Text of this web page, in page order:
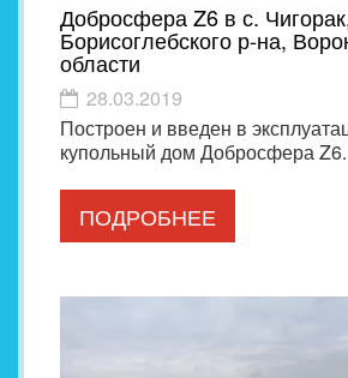
Добросфера Z6 в с.
Борисоглебского р-на,
области
28.03.2019
Построен и введен в
купольный дом Добросфера Z6.
ПОДРОБНЕЕ